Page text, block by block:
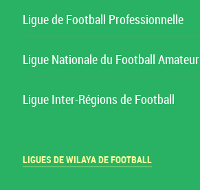
Ligue de Football Professionnelle
Ligue Nationale du Football Amateur
Ligue Inter-Régions de Football
LIGUES DE WILAYA DE FOOTBALL